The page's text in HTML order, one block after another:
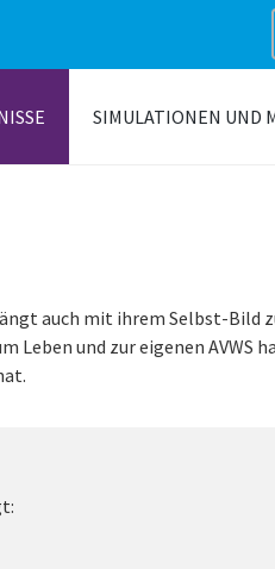
SIMULATIONEN UND
auch mit ihrem Selbst-Bild
Leben und zur eigenen AVWS